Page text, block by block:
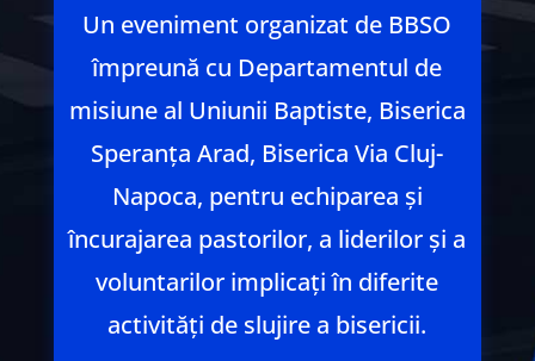
Un eveniment organizat de BBSO
împreună cu Departamentul de
misiune al Uniunii Baptiste, Biserica
Speranța Arad, Biserica Via Cluj-
Napoca, pentru echiparea și
încurajarea pastorilor, a liderilor și a
voluntarilor implicați în diferite
activități de slujire a bisericii.